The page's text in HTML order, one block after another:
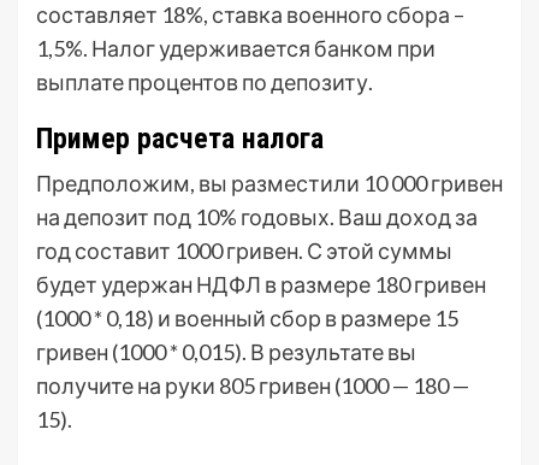
составляет 18%, ставка военного сбора –
1,5%. Налог удерживается банком при
выплате процентов по депозиту.
Пример расчета налога
Предположим, вы разместили 10 000 гривен
на депозит под 10% годовых. Ваш доход за
год составит 1000 гривен. С этой суммы
будет удержан НДФЛ в размере 180 гривен
(1000 * 0,18) и военный сбор в размере 15
гривен (1000 * 0,015). В результате вы
получите на руки 805 гривен (1000 — 180 —
15).